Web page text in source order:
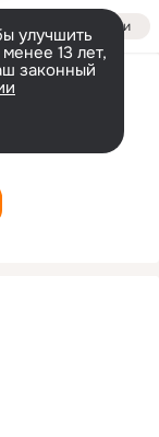
Войти
улучшить
13 лет,
законный